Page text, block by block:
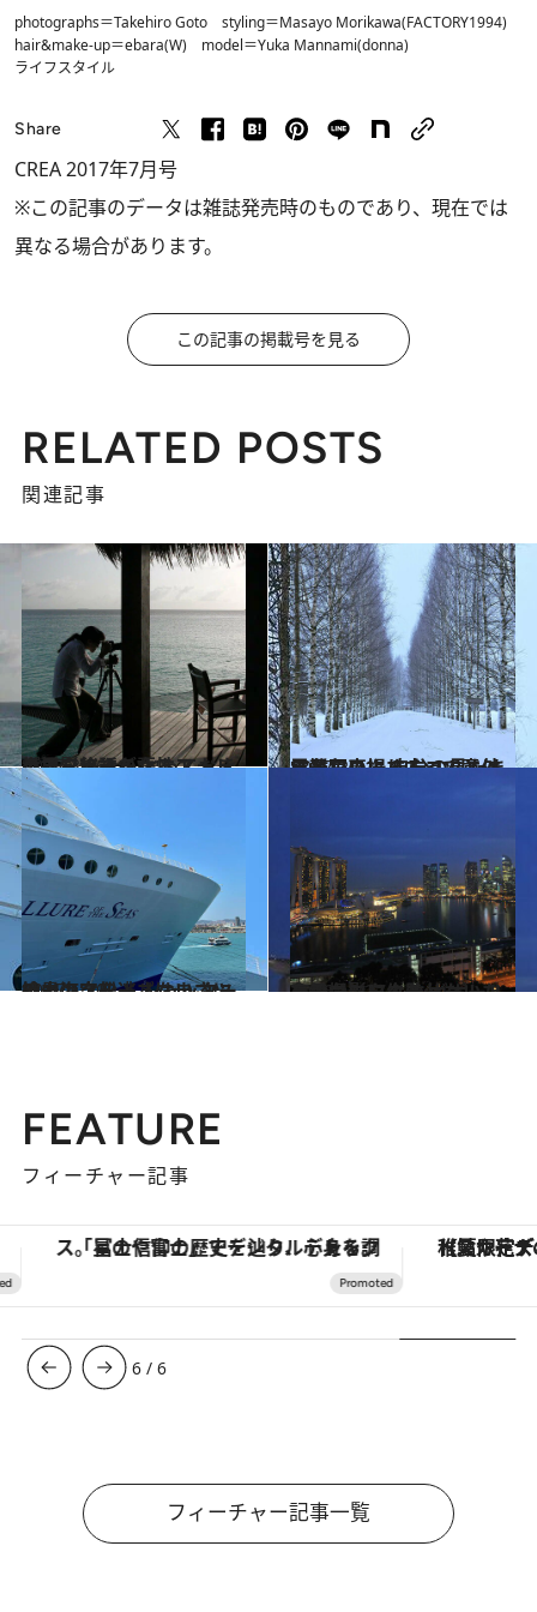
photographs＝Takehiro Goto styling＝Masayo Morikawa(FACTORY1994)
hair&make-up＝ebara(W) model＝Yuka Mannami(donna)
ライフスタイル
Share
CREA 2017年7月号
※この記事のデータは雑誌発売時のものであり、現在では
異なる場合があります。
この記事の掲載号を見る
RELATED POSTS
関連記事
2017.3.26
世界を旅する女性フォトグラファーが とっておきの撮影秘話を語る！
ライフスタイル 2017.2.21
雪景色の撮り方って意外に難しい！ 自分の見たままを写真にするコツとは
ライフスタイル
2017.1.30
地中海クルーズはまさに絶景の宝船！ シャッターチャンスを逃さないコツは
ライフスタイル 2016.11.27
夜景撮影に失敗しないためのコツを シンガポールを舞台にレクチャー！
ライフスタイル
FEATURE
フィーチャー記事
【夏限定ディナーコース】旬を迎える稚鮎や花ズッキーニなどをイタリア・トスカーナの郷土料理の手法で満喫！
1 /6
フィーチャー記事一覧